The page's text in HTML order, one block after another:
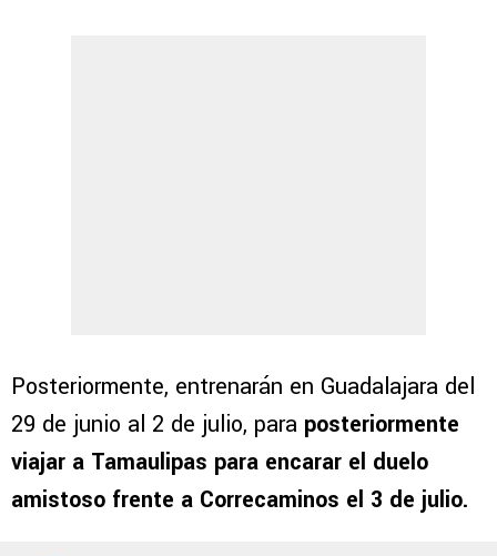
Posteriormente, entrenarán en Guadalajara del
29 de junio al 2 de julio, para posteriormente
viajar a Tamaulipas para encarar el duelo
amistoso frente a Correcaminos el 3 de julio.